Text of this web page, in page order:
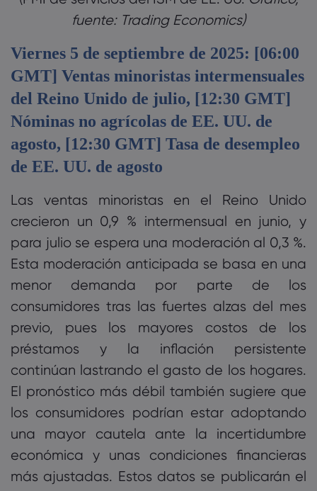
fuente: Trading Economics)‎
Viernes 5 de septiembre de 2025: [06:00
GMT] Ventas minoristas intermensuales
del Reino Unido de julio, [12:30 GMT]
Nóminas no agrícolas de EE. UU. de
agosto, [12:30 GMT] Tasa de desempleo
de EE. UU. de agosto
Las ventas minoristas en el Reino Unido
crecieron un 0,9 % intermensual en junio, y
para julio se espera una moderación al 0,3 %.
Esta moderación anticipada se basa en una
menor demanda por parte de los
consumidores tras las fuertes alzas del mes
previo, pues los mayores costos de los
préstamos y la inflación persistente
continúan lastrando el gasto de los hogares.
El pronóstico más débil también sugiere que
los consumidores podrían estar adoptando
una mayor cautela ante la incertidumbre
económica y unas condiciones financieras
más ajustadas. Estos datos se publicarán el